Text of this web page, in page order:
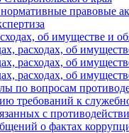
правовые
об имуществе и
расходах, об
расходах, об
расходах, об
по вопросам
требований к
с
о фактах